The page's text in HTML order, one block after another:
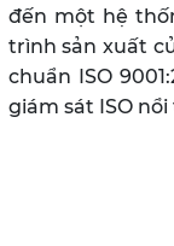
đến một hệ
trình sản xuất
chuẩn ISO
giám sát ISO